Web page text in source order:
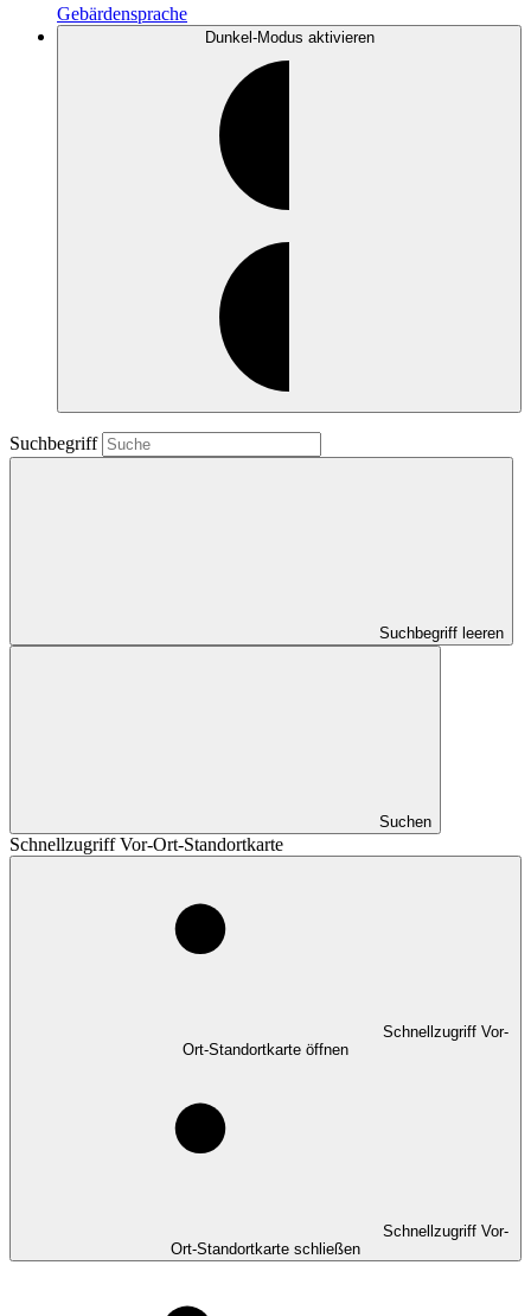
Gebärdensprache
Dunkel-Modus aktivieren
Suchbegriff
Suchbegriff leeren
Suchen
Schnellzugriff Vor-Ort-Standortkarte
Schnellzugriff Vor-
Ort-Standortkarte öffnen
Schnellzugriff Vor-
Ort-Standortkarte schließen